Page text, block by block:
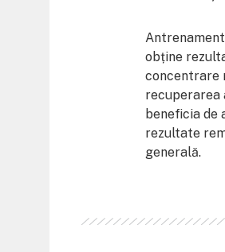
obține
concentrare
recuperarea
beneficia de
rezultate
generală.